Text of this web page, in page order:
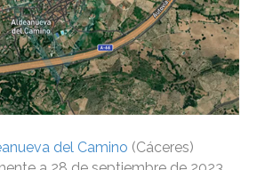
del Camino (Cáceres)